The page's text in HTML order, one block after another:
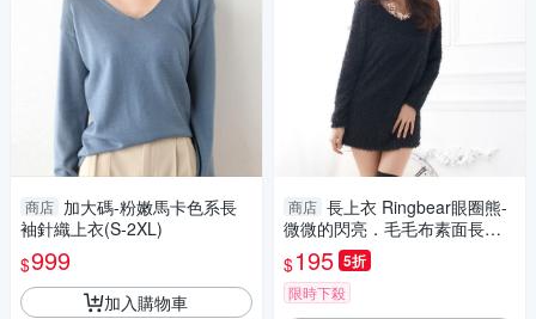
商店 加大碼-粉嫩馬卡色系長
袖針織上衣(S-2XL)
$999
加入購物車
商店 長上衣 Ringbear眼圈熊-
微微的閃亮．毛毛布素面長上
衣/洋裝A105(黑、灰、杏S-2L)
$195 5折
限時下殺